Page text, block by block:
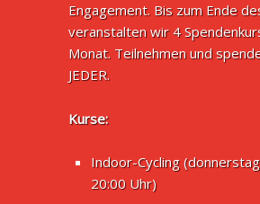
Engagement. Bis zum Ende
veranstalten wir 4
Monat. Teilnehmen und
JEDER.
Kurse:
Indoor-Cycling
20:00 Uhr)